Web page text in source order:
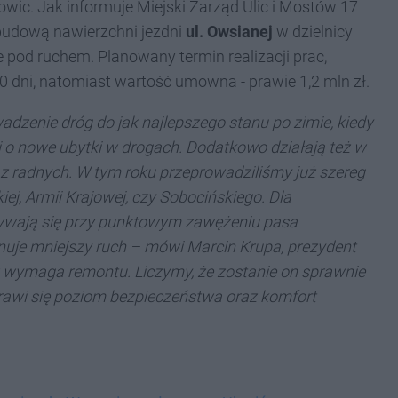
Jak informuje Miejski Zarząd Ulic i Mostów 17
nawierzchni jezdni ul. Owsianej w dzielnicy
ruchem. Planowany termin realizacji prac,
natomiast wartość umowna - prawie 1,2 mln zł.
dróg do jak najlepszego stanu po zimie, kiedy
nowe ubytki w drogach. Dodatkowo działają też w
W tym roku przeprowadziliśmy już szereg
Armii Krajowej, czy Sobocińskiego. Dla
się przy punktowym zawężeniu pasa
mniejszy ruch – mówi Marcin Krupa, prezydent
remontu. Liczymy, że zostanie on sprawnie
się poziom bezpieczeństwa oraz komfort